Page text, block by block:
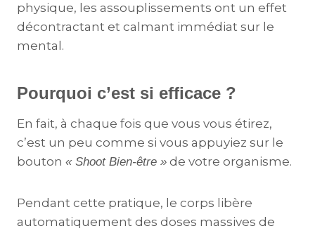
physique, les assouplissements ont un effet
décontractant et calmant immédiat sur le
mental.
Pourquoi c’est si efficace ?
En fait, à chaque fois que vous vous étirez,
c’est un peu comme si vous appuyiez sur le
bouton « Shoot Bien-être » de votre organisme.
Pendant cette pratique, le corps libère
automatiquement des doses massives de